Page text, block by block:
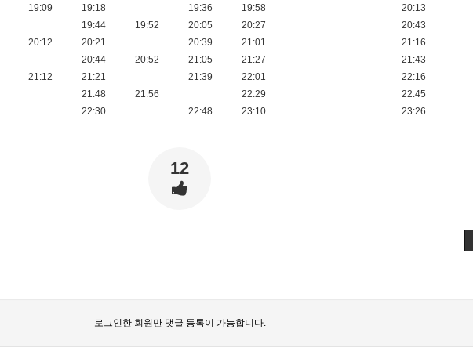
19:09 19:18 19:36 19:58
20:13
19:44 19:52 20:05 20:27
20:43
20:12 20:21 20:39 21:01
21:16
20:44 20:52 21:05 21:27
21:43
21:12 21:21 21:39 22:01
22:16
21:48 21:56 22:29
22:45
22:30 22:48 23:10 23:26
12
로그인한 회원만 댓글 등록이 가능합니다.